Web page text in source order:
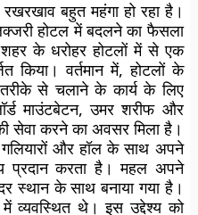
बहुत महंगा हो रहा है।
होटल में बदलने का फैसला
के धरोहर होटलों में से एक
किया। वर्तमान में, होटलों के
से चलाने के कार्य के लिए
माउंटबेटन, उमर शरीफ और
सेवा करने का अवसर मिला है।
गलियारों और हॉल के साथ अपने
प्रदान करता है। महल अपने
स्थान के साथ बनाया गया है।
में व्यवस्थित थे। इस उद्देश्य को